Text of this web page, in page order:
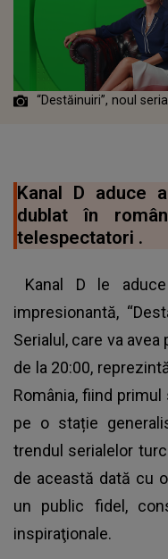
“Destăinuiri”, noul
Kanal D aduce
dublat în
telespectatori .
Kanal D le
impresionantă,
Serialul, care va avea
de la 20:00,
România, fiind
pe o stație
trendul serialelor
de această dată cu
un public fidel,
inspiraţionale.